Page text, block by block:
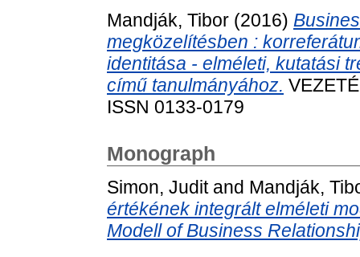
Mandják, Tibor (2016)
megközelítésben :
identitása - elméleti, kutatási
című tanulmányához.
ISSN 0133-0179
Monograph
Simon, Juditand Mandják,
értékének integrált elméleti
Modell of Business